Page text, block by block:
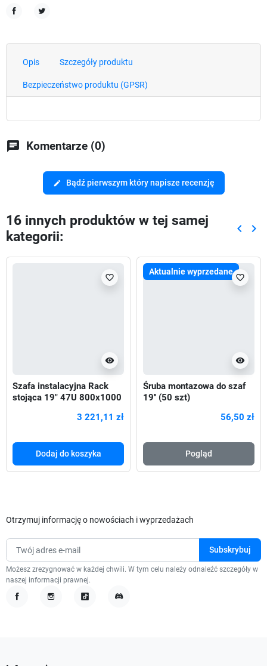
Opis Szczegóły produktu
Bezpieczeństwo produktu (GPSR)
chat Komentarze (0)
edit Bądź pierwszym który napisze recenzję
16 innych produktów w tej samej
kategorii:
keyboard_arrow_left keyboard_arrow_right
visibility
favorite_border
Szafa instalacyjna Rack
stojąca 19" 47U 800x1000
3 221,11 zł
Dodaj do koszyka
Aktualnie wyprzedane
visibility
favorite_border
Śruba montazowa do szaf
19'' (50 szt)
56,50 zł
Pogląd
Otrzymuj informację o nowościach i wyprzedażach
Możesz zrezygnować w każdej chwili. W tym celu należy odnaleźć szczegóły w
naszej informacji prawnej.